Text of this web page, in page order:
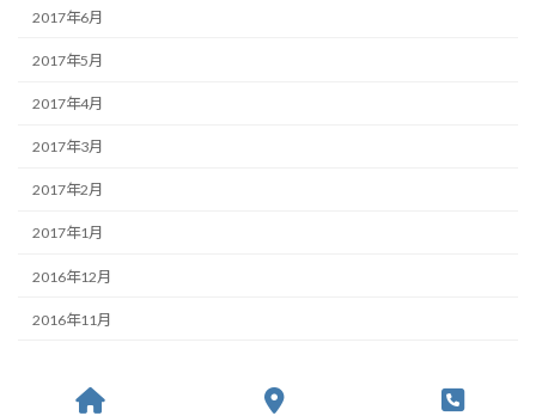
2017年6月
2017年5月
2017年4月
2017年3月
2017年2月
2017年1月
2016年12月
2016年11月
Copyright © ランプヘアプラス All Rights Reserved.